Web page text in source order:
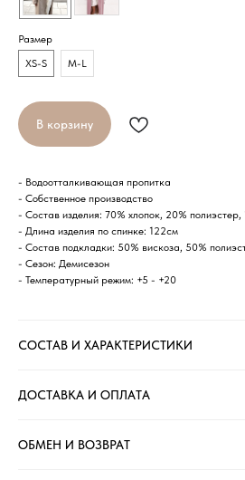
Размер
XS-S
M-L
В корзину
- Водоотталкивающая пропитка
- Собственное производство
- Состав изделия: 70% хлопок, 20% полиэстер,
- Длина изделия по спинке: 122см
- Состав подкладки: 50% вискоза, 50%
- Сезон: Демисезон
- Температурный режим: +5 - +20
СОСТАВ И ХАРАКТЕРИСТИКИ
ДОСТАВКА И ОПЛАТА
ОБМЕН И ВОЗВРАТ